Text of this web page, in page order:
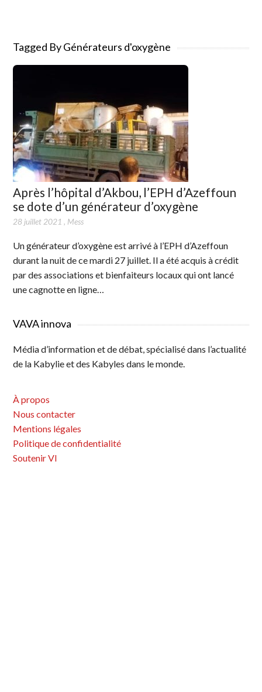
Tagged By Générateurs d'oxygène
Après l’hôpital d’Akbou, l’EPH d’Azeffoun
se dote d’un générateur d’oxygène
28 juillet 2021 , Mess
Un générateur d’oxygène est arrivé à l’EPH d’Azeffoun
durant la nuit de ce mardi 27 juillet. Il a été acquis à crédit
par des associations et bienfaiteurs locaux qui ont lancé
une cagnotte en ligne…
VAVA innova
Média d’information et de débat, spécialisé dans l’actualité
de la Kabylie et des Kabyles dans le monde.
À propos
Nous contacter
Mentions légales
Politique de confidentialité
Soutenir VI